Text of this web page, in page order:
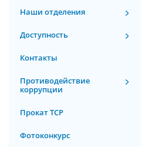
Наши отделения
Доступность
Контакты
Противодействие
коррупции
Прокат ТСР
Фотоконкурс